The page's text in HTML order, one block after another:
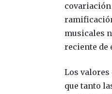
musicales
reciente de
Los
que tanto